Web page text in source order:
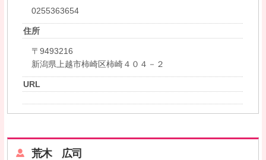
0255363654
住所
〒9493216
新潟県上越市柿崎区柿崎４０４－２
URL
荒木 広司